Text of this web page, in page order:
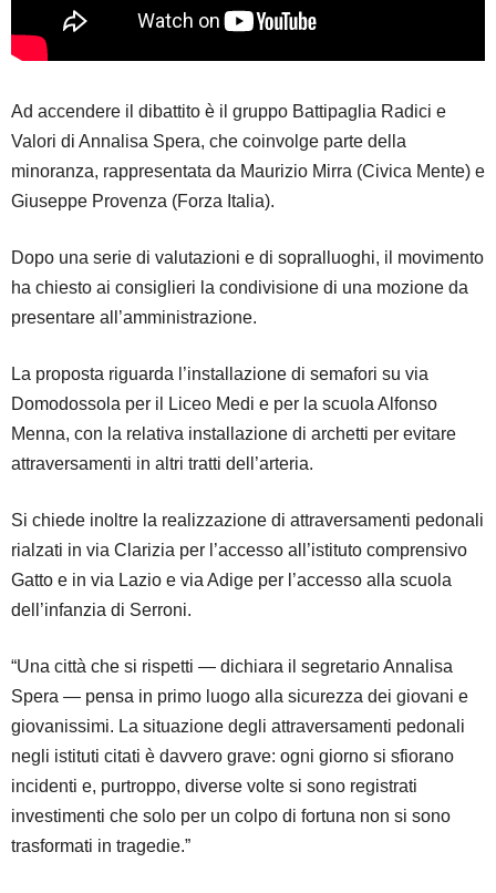
Ad accendere il dibattito è il gruppo Battipaglia Radici e
Valori di Annalisa Spera, che coinvolge parte della
minoranza, rappresentata da Maurizio Mirra (Civica Mente) e
Giuseppe Provenza (Forza Italia).
Dopo una serie di valutazioni e di sopralluoghi, il movimento
ha chiesto ai consiglieri la condivisione di una mozione da
presentare all’amministrazione.
La proposta riguarda l’installazione di semafori su via
Domodossola per il Liceo Medi e per la scuola Alfonso
Menna, con la relativa installazione di archetti per evitare
attraversamenti in altri tratti dell’arteria.
Si chiede inoltre la realizzazione di attraversamenti pedonali
rialzati in via Clarizia per l’accesso all’istituto comprensivo
Gatto e in via Lazio e via Adige per l’accesso alla scuola
dell’infanzia di Serroni.
“Una città che si rispetti — dichiara il segretario Annalisa
Spera — pensa in primo luogo alla sicurezza dei giovani e
giovanissimi. La situazione degli attraversamenti pedonali
negli istituti citati è davvero grave: ogni giorno si sfiorano
incidenti e, purtroppo, diverse volte si sono registrati
investimenti che solo per un colpo di fortuna non si sono
trasformati in tragedie.”